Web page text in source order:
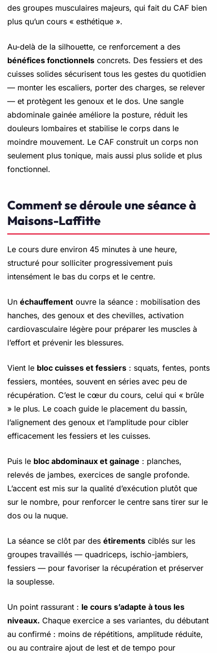
des groupes musculaires majeurs, qui fait du CAF bien
plus qu’un cours « esthétique ».
Au-delà de la silhouette, ce renforcement a des
bénéfices fonctionnels concrets. Des fessiers et des
cuisses solides sécurisent tous les gestes du quotidien
— monter les escaliers, porter des charges, se relever
— et protègent les genoux et le dos. Une sangle
abdominale gainée améliore la posture, réduit les
douleurs lombaires et stabilise le corps dans le
moindre mouvement. Le CAF construit un corps non
seulement plus tonique, mais aussi plus solide et plus
fonctionnel.
Comment se déroule une séance à
Maisons-Laffitte
Le cours dure environ 45 minutes à une heure,
structuré pour solliciter progressivement puis
intensément le bas du corps et le centre.
Un échauffement ouvre la séance : mobilisation des
hanches, des genoux et des chevilles, activation
cardiovasculaire légère pour préparer les muscles à
l’effort et prévenir les blessures.
Vient le bloc cuisses et fessiers : squats, fentes, ponts
fessiers, montées, souvent en séries avec peu de
récupération. C’est le cœur du cours, celui qui « brûle
» le plus. Le coach guide le placement du bassin,
l’alignement des genoux et l’amplitude pour cibler
efficacement les fessiers et les cuisses.
Puis le bloc abdominaux et gainage : planches,
relevés de jambes, exercices de sangle profonde.
L’accent est mis sur la qualité d’exécution plutôt que
sur le nombre, pour renforcer le centre sans tirer sur le
dos ou la nuque.
La séance se clôt par des étirements ciblés sur les
groupes travaillés — quadriceps, ischio-jambiers,
fessiers — pour favoriser la récupération et préserver
la souplesse.
Un point rassurant : le cours s’adapte à tous les
niveaux. Chaque exercice a ses variantes, du débutant
au confirmé : moins de répétitions, amplitude réduite,
ou au contraire ajout de lest et de tempo pour